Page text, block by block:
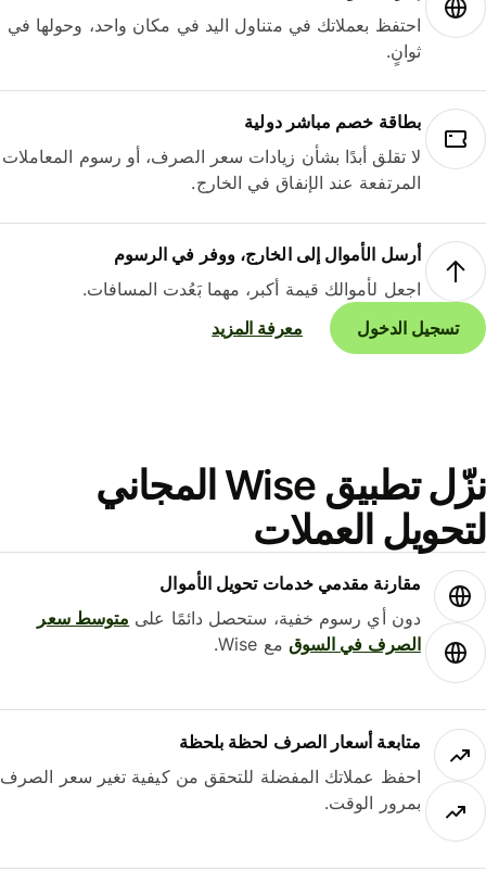
احتفظ بعملاتك في متناول اليد في مكان واحد، وحولها في
ثوانٍ.
بطاقة خصم مباشر دولية
لا تقلق أبدًا بشأن زيادات سعر الصرف، أو رسوم المعاملات
المرتفعة عند الإنفاق في الخارج.
أرسل الأموال إلى الخارج، ووفر في الرسوم
اجعل لأموالك قيمة أكبر، مهما بَعُدت المسافات.
تسجيل الدخول
معرفة المزيد
نزّل تطبيق Wise المجاني
العملات
مقارنة مقدمي خدمات تحويل الأموال
دون أي رسوم خفية، ستحصل دائمًا علىمتوسط ​​سعر
الصرف في السوقمع Wise.
متابعة أسعار الصرف لحظة بلحظة
احفظ عملاتك المفضلة للتحقق من كيفية تغير سعر الصرف
بمرور الوقت.